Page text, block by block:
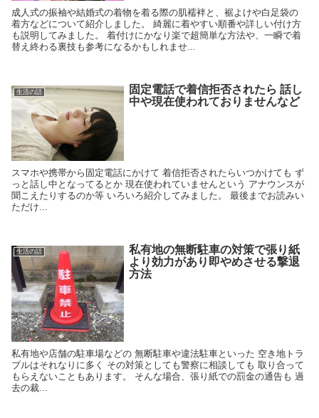
成人式の振袖や結婚式の着物を着る際の肌襦袢と、裾よけや白足袋の
着方などについて紹介しました。 綺麗に着やすい順番や詳しい付け方
も説明してみました。 着付けにかなり楽で超簡単な方法や、一瞬で着
替え終わる裏技も参考になるかもしれませ...
生活の話
固定電話で着信拒否されたら 話し
中や現在使われておりませんなど
スマホや携帯から固定電話にかけて 着信拒否されたらいつかけても ず
っと話し中となってるとか 現在使われていませんという アナウンスが
聞こえたりするのか等 いろいろ紹介してみました。 最後までお読みい
ただけ...
生活の話
私有地の無断駐車の対策で張り紙
より効力があり即やめさせる撃退
方法
私有地や店舗の駐車場などの 無断駐車や違法駐車といった 空き地トラ
ブルはそれなりに多く その対策としても警察に相談しても 取り合って
もらえないこともあります。 そんな場合、張り紙での罰金の通告も 過
去の裁...